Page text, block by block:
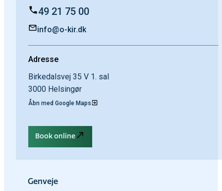
49 21 75 00
info@o-kir.dk
Adresse
Birkedalsvej 35 V 1. sal
3000 Helsingør
Åbn med Google Maps
Book online
Genveje